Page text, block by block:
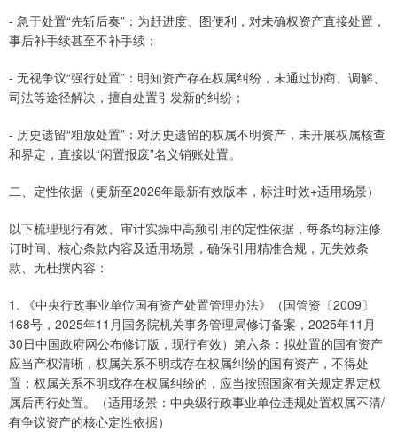
- 急于处置“先斩后奏”：为赶进度、图便利，对未确权资产直接处置，
事后补手续甚至不补手续；
- 无视争议“强行处置”：明知资产存在权属纠纷，未通过协商、调解、
司法等途径解决，擅自处置引发新的纠纷；
- 历史遗留“粗放处置”：对历史遗留的权属不明资产，未开展权属核查
和界定，直接以“闲置报废”名义销账处置。
二、定性依据（更新至2026年最新有效版本，标注时效+适用场景）
以下梳理现行有效、审计实操中高频引用的定性依据，每条均标注修
订时间、核心条款内容及适用场景，确保引用精准合规，无失效条
款、无杜撰内容：
1. 《中央行政事业单位国有资产处置管理办法》（国管资〔2009〕
168号，2025年11月国务院机关事务管理局修订备案，2025年11月
30日中国政府网公布修订版，现行有效）第六条：拟处置的国有资产
应当产权清晰，权属关系不明或存在权属纠纷的国有资产，不得处
置；权属关系不明或存在权属纠纷的，应当按照国家有关规定界定权
属后再行处置。（适用场景：中央级行政事业单位违规处置权属不清/
有争议资产的核心定性依据）